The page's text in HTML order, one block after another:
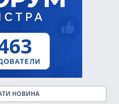
НОВИНА